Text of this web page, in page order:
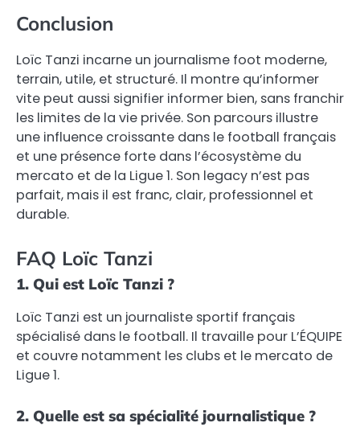
Conclusion
Loïc Tanzi incarne un journalisme foot moderne,
terrain, utile, et structuré. Il montre qu’informer
vite peut aussi signifier informer bien, sans franchir
les limites de la vie privée. Son parcours illustre
une influence croissante dans le football français
et une présence forte dans l’écosystème du
mercato et de la Ligue 1. Son legacy n’est pas
parfait, mais il est franc, clair, professionnel et
durable.
FAQ Loïc Tanzi
1. Qui est Loïc Tanzi ?
Loïc Tanzi est un journaliste sportif français
spécialisé dans le football. Il travaille pour L’ÉQUIPE
et couvre notamment les clubs et le mercato de
Ligue 1.
2. Quelle est sa spécialité journalistique ?